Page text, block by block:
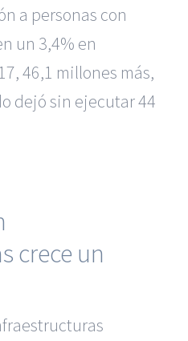
a personas con
un 3,4% en
46,1 millones más,
dejó sin ejecutar 44
crece un